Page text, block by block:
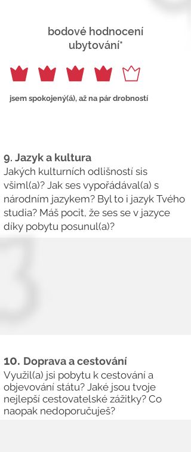
bodové hodnocení
ubytování*
jsem spokojený(á), až na pár drobností
9. Jazyk a kultura
Jakých kulturních odlišností sis
všiml(a)? Jak ses vypořádával(a) s
národním jazykem? Byl to i jazyk Tvého
studia? Máš pocit, že ses se v jazyce
díky pobytu posunul(a)?
10. Doprava a cestování
Využil(a) jsi pobytu k cestování a
objevování státu? Jaké jsou tvoje
nejlepší cestovatelské zážitky? Co
naopak nedoporučuješ?